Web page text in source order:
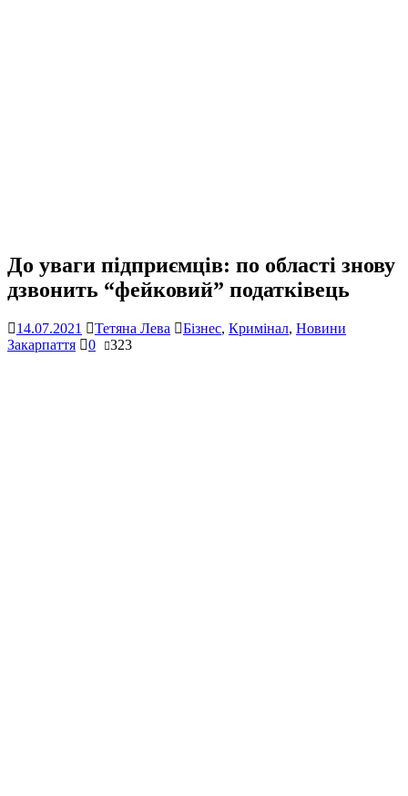
До уваги підприємців: по області знову
дзвонить “фейковий” податківець
14.07.2021 Тетяна Лева Бізнес, Кримінал, Новини
Закарпаття
0 323